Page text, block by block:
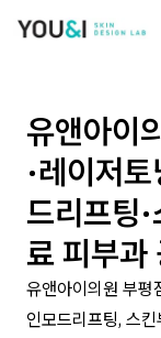
유앤아이
·레이저
드리프팅
료 피부과
유앤아이의원 부평
인모드리프팅, 스